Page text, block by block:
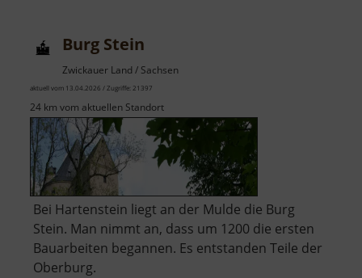
Burg Stein
Zwickauer Land / Sachsen
aktuell vom 13.04.2026 / Zugriffe: 21397
24 km vom aktuellen Standort
Bei Hartenstein liegt an der Mulde die Burg
Stein. Man nimmt an, dass um 1200 die ersten
Bauarbeiten begannen. Es entstanden Teile der
Oberburg.